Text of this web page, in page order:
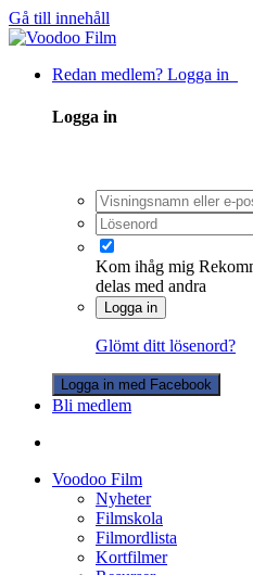
Gå till innehåll
Redan medlem? Logga in
Logga in
Kom ihåg mig
delas med andra
Logga in
Glömt ditt lösenord?
Logga in med Facebook
Bli medlem
Voodoo Film
Nyheter
Filmskola
Filmordlista
Kortfilmer